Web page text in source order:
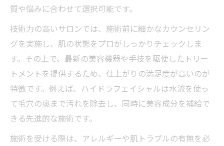
質や悩みに合わせて選択可能です。
技術力の高いサロンでは、施術前に細かなカウンセリン
グを実施し、肌の状態をプロがしっかりチェックしま
す。その上で、最新の美容機器や手技を駆使したトリー
トメントを提供するため、仕上がりの満足度が高いのが
特徴です。例えば、ハイドラフェイシャルは水流を使っ
て毛穴の奥まで汚れを除去し、同時に美容成分を補給で
きる先進的な施術です。
施術を受ける際は、アレルギーや肌トラブルの有無を必